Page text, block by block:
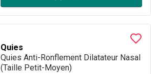
Quies
Quies Anti-Ronflement Dilatateur Nasal
(Taille Petit-Moyen)